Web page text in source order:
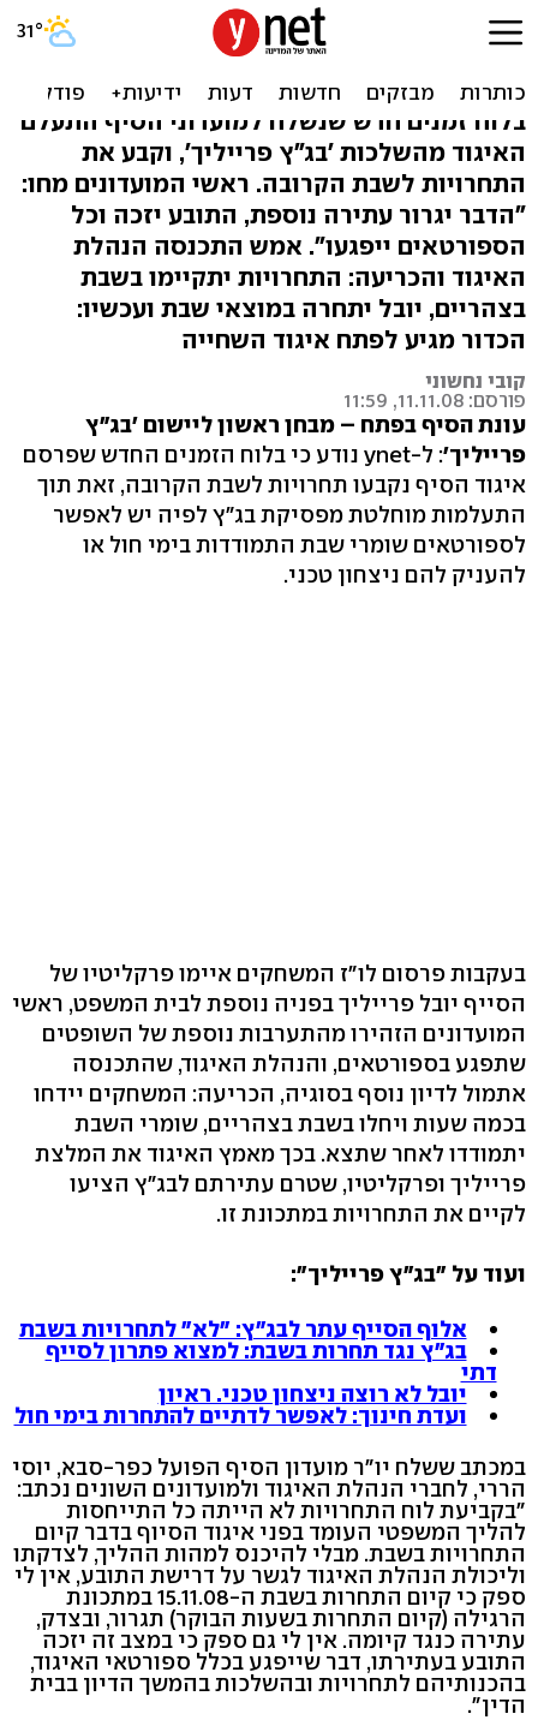
איגוד הסיף נכנע: יובל יתמודד
בלוח זמנים חדש שנשלח למועדוני הסיף התעלם
האיגוד מהשלכות 'בג"ץ פרייליך', וקבע את
התחרויות לשבת הקרובה. ראשי המועדונים מחו:
"הדבר יגרור עתירה נוספת, התובע יזכה וכל
הספורטאים ייפגעו". אמש התכנסה הנהלת
האיגוד והכריעה: התחרויות יתקיימו בשבת
בצהריים, יובל יתחרה במוצאי שבת ועכשיו:
הכדור מגיע לפתח איגוד השחייה
קובי נחשוני
פורסם: 11.11.08, 11:59
עונת הסיף בפתח – מבחן ראשון ליישום 'בג"ץ
פרייליך'
: ל-ynet נודע כי בלוח הזמנים החדש שפרסם
איגוד הסיף נקבעו תחרויות לשבת הקרובה, זאת תוך
התעלמות מוחלטת מפסיקת בג"ץ לפיה יש לאפשר
לספורטאים שומרי שבת התמודדות בימי חול או
להעניק להם ניצחון טכני.
בעקבות פרסום לו"ז המשחקים איימו פרקליטיו של
הסייף יובל פרייליך בפניה נוספת לבית המשפט, ראשי
המועדונים הזהירו מהתערבות נוספת של השופטים
שתפגע בספורטאים, והנהלת האיגוד, שהתכנסה
אתמול לדיון נוסף בסוגיה, הכריעה: המשחקים יידחו
בכמה שעות ויחלו בשבת בצהריים, שומרי השבת
יתמודדו לאחר שתצא. בכך מאמץ האיגוד את המלצת
פרייליך ופרקליטיו, שטרם עתירתם לבג"ץ הציעו
לקיים את התחרויות במתכונת זו.
ועוד על "בג"ץ פרייליך":
אלוף הסייף עתר לבג"ץ: "לא" לתחרויות בשבת
בג"ץ נגד תחרות בשבת: למצוא פתרון לסייף
דתי
יובל לא רוצה ניצחון טכני. ראיון
ועדת חינוך: לאפשר לדתיים להתחרות בימי חול
במכתב ששלח יו"ר מועדון הסיף הפועל כפר-סבא, יוסי
הררי, לחברי הנהלת האיגוד ולמועדונים השונים נכתב:
"בקביעת לוח התחרויות לא הייתה כל התייחסות
להליך המשפטי העומד בפני איגוד הסיוף בדבר קיום
התחרויות בשבת. מבלי להיכנס למהות ההליך, לצדקתו
וליכולת הנהלת האיגוד לגשר על דרישת התובע, אין לי
ספק כי קיום התחרות בשבת ה-15.11.08 במתכונת
הרגילה (קיום התחרות בשעות הבוקר) תגרור, ובצדק,
עתירה כנגד קיומה. אין לי גם ספק כי במצב זה יזכה
התובע בעתירתו, דבר שייפגע בכלל ספורטאי האיגוד,
בהכנותיהם לתחרויות ובהשלכות בהמשך הדיון בבית
הדין".